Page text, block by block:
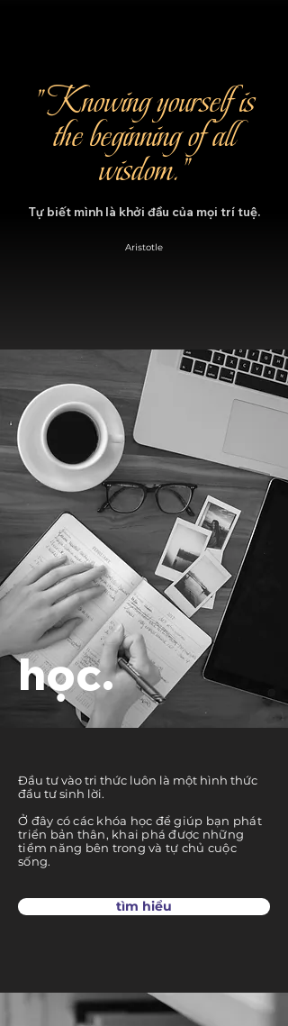
"Knowing yourself is
the beginning of all
wisdom."
Tự biết mình là khởi đầu của mọi trí tuệ.
Aristotle
học.
Đầu tư vào tri thức luôn là một hình thức
đầu tư sinh lời.
Ở đây có các khóa học để giúp bạn phát
triển bản thân, khai phá được những
tiềm năng bên trong và tự chủ cuộc
sống.
tìm hiểu